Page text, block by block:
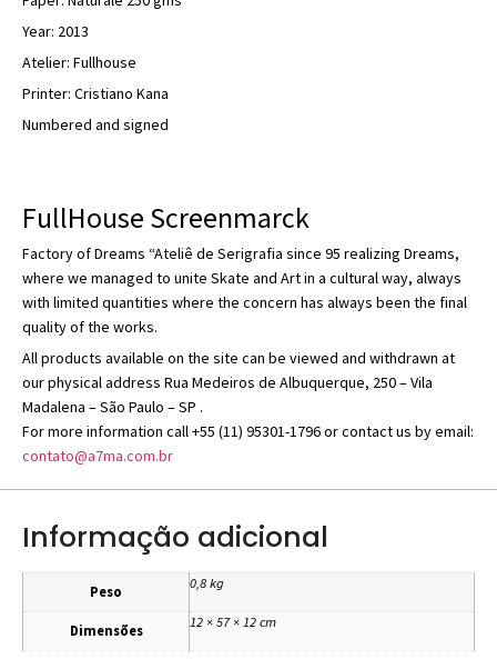
Year: 2013
Atelier: Fullhouse
Printer: Cristiano Kana
Numbered and signed
FullHouse Screenmarck
Factory of Dreams “Ateliê de Serigrafia since 95 realizing Dreams,
where we managed to unite Skate and Art in a cultural way, always
with limited quantities where the concern has always been the final
quality of the works.
All products available on the site can be viewed and withdrawn at
our physical address Rua Medeiros de Albuquerque, 250 – Vila
Madalena – São Paulo – SP .
For more information call +55 (11) 95301-1796 or contact us by email:
contato@a7ma.com.br
Informação adicional
Peso
0,8 kg
Dimensões
12 × 57 × 12 cm